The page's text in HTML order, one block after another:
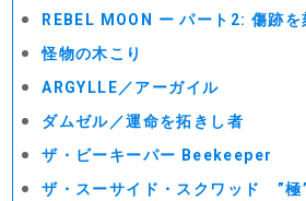
REBEL MOON ー パート2: 傷跡を
怪物の木こり
ARGYLLE／アーガイル
ダムゼル／運命を拓きし者
ザ・ビーキーパー Beekeeper
ザ・スーサイド・スクワッド ”極